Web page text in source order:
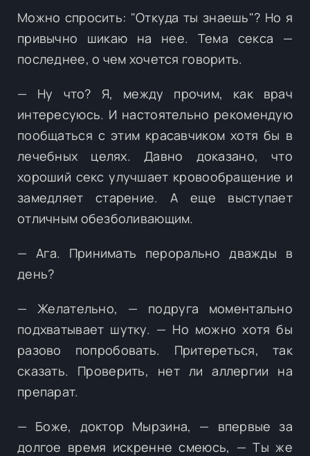
Можно спросить: "Откуда ты знаешь"? Но я
привычно шикаю на нее. Тема секса —
последнее, о чем хочется говорить.
— Ну что? Я, между прочим, как врач
интересуюсь. И настоятельно рекомендую
пообщаться с этим красавчиком хотя бы в
лечебных целях. Давно доказано, что
хороший секс улучшает кровообращение и
замедляет старение. А еще выступает
отличным обезболивающим.
— Ага. Принимать перорально дважды в
день?
— Желательно, — подруга моментально
подхватывает шутку. — Но можно хотя бы
разово попробовать. Притереться, так
сказать. Проверить, нет ли аллергии на
препарат.
— Боже, доктор Мырзина, — впервые за
долгое время искренне смеюсь, — Ты же